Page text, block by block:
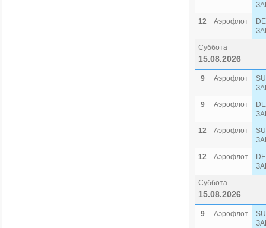
12
Аэрофлот
Суббота
15.08.2026
9 Аэрофлот
9
Аэрофлот
12
Аэрофлот
12
Аэрофлот
Суббота
15.08.2026
9 Аэрофлот